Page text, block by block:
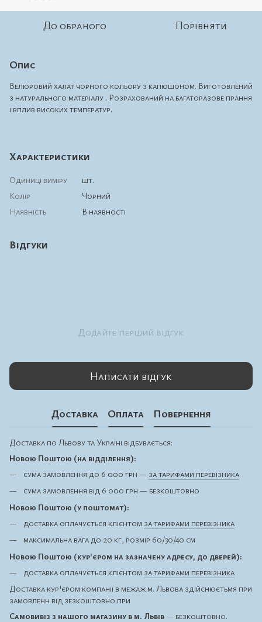
До обраного Порівняти
Опис
Велюровий халат чорного кольору з капюшоном. Виготовлений
з натурального матеріалу . Розрахований на багаторазове прання
і вплив високих температур.
Характеристики
Одиниці виміру
шт.
Колір
Чорний
Наявність
В наявності
Відгуки
Додайте перший відгук
Написати відгук
Доставка Оплата Повернення
Доставка по Львову та Україні відбувається:
Новою Поштою (на відділення):
сума замовлення до 6 000 грн — за тарифами перевізника
сума замовлення від 6 000 грн — безкоштовно
Новою Поштою (у поштомат):
доставка оплачується клієнтом за тарифами перевізника
максимальна вага до 20 кг, розмір 60/30/40 см
Новою Поштою (кур'єром на зазначену адресу, до дверей):
доставка оплачується клієнтом за тарифами перевізника
Доставка кур'єром компанії в межаж м. Львова здійснюєтьмя при
замовленн від зезкоштовно при
Самовивіз з нашого магазину в м. Львів— безкоштовно.